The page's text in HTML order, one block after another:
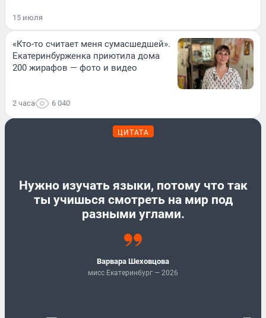
15 июля
«Кто-то считает меня сумасшедшей».
Екатеринбурженка приютила дома
200 жирафов — фото и видео
2 часа 6 040
ЦИТАТА
Нужно изучать языки, потому что так
ты учишься смотреть на мир под
разными углами.
Варвара Шеховцова
мисс Екатеринбург — 2026